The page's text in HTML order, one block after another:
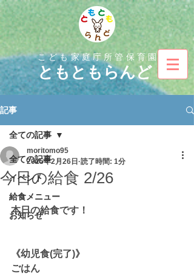
こども家庭庁所管保育園
ともともらんど
記事
全ての記事
イベント
給食メニュー
お知らせ
全ての記事
今日の給食 2/26
moritomo95
2025年2月26日 読了時間: 1分
本日の給食です！
《幼児食(完了)》
ごはん